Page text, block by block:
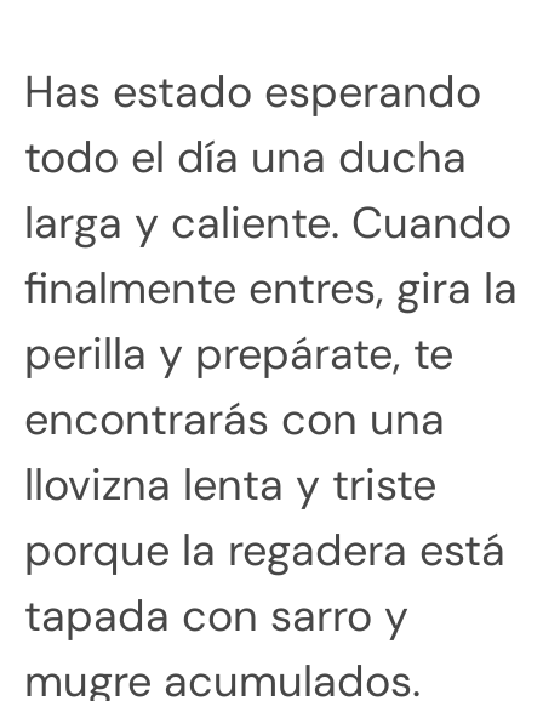
Has estado esperando
todo el día una ducha
larga y caliente. Cuando
finalmente entres, gira la
perilla y prepárate, te
encontrarás con una
llovizna lenta y triste
porque la regadera está
tapada con sarro y
mugre acumulados.